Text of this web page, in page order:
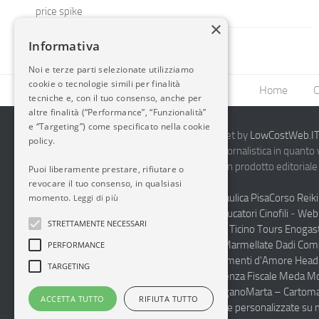
price spike
Home
2014-2026 AvioBlog - Creazione Siti Internet by
Questo blog non rappresenta una testata giornalistica in
periodicità. Non può pertanto considerarsi un prodotto
7.03.2001.Disclaimer Completo
Vendita Abbigliamento Sicurezza
Termoidraulica PisaCorso
Corsi Formazione Mediatori Felini Educatori Cinofili -
Andrologo ToscanaProgettare Casa Canton Ticino Tours
MonferratoProduzione Conto Terzi Sughi Marmellate Dadi
specialista Floaters
Legamenti d'Amore
Haccp Sicurezza sul Lavoro Toscana
Consulenza Fiscale Meda
personalizzate scuole medie e superiori LuganoMarta –
Pulizia Uffici Condomini Monza BrianzaDiete personalizzate su
×
Informativa
Noi e terze parti selezionate utilizziamo
cookie o tecnologie simili per finalità
tecniche e, con il tuo consenso, anche per
altre finalità (“Performance”, “Funzionalità”
e “Targeting”) come specificato nella cookie
policy.
Puoi liberamente prestare, rifiutare o
revocare il tuo consenso, in qualsiasi
momento. Leggi di più
STRETTAMENTE NECESSARI
PERFORMANCE
TARGETING
ACCETTA TUTTO RIFIUTA TUTTO